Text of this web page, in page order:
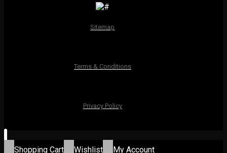
Sitemap
Terms & Conditions
Privacy Policy
Shopping Cart Wishlist My Account